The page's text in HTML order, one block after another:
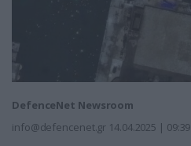
DefenceNet Newsroom
info@defencenet.gr 14.04.2025 | 09:39